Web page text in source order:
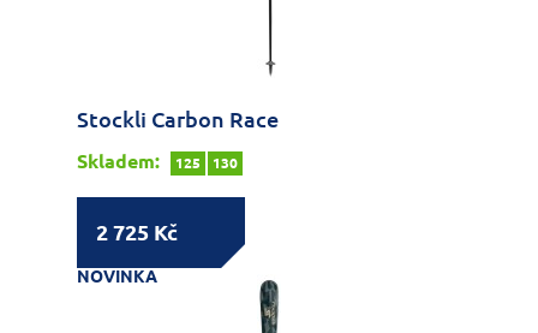
Stockli Carbon Race
Skladem: 125 130
2 725 Kč
NOVINKA